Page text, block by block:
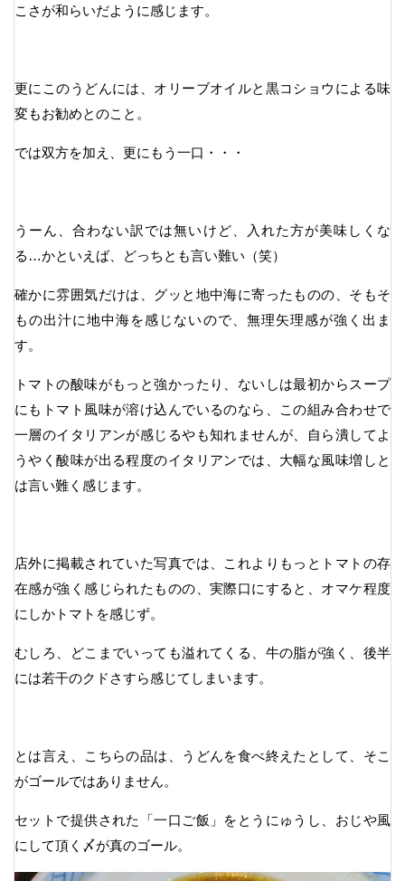
こさが和らいだように感じます。
更にこのうどんには、オリーブオイルと黒コショウによる味
変もお勧めとのこと。
では双方を加え、更にもう一口・・・
うーん、合わない訳では無いけど、入れた方が美味しくな
る…かといえば、どっちとも言い難い（笑）
確かに雰囲気だけは、グッと地中海に寄ったものの、そもそ
もの出汁に地中海を感じないので、無理矢理感が強く出ま
す。
トマトの酸味がもっと強かったり、ないしは最初からスープ
にもトマト風味が溶け込んでいるのなら、この組み合わせで
一層のイタリアンが感じるやも知れませんが、自ら潰してよ
うやく酸味が出る程度のイタリアンでは、大幅な風味増しと
は言い難く感じます。
店外に掲載されていた写真では、これよりもっとトマトの存
在感が強く感じられたものの、実際口にすると、オマケ程度
にしかトマトを感じず。
むしろ、どこまでいっても溢れてくる、牛の脂が強く、後半
には若干のクドさすら感じてしまいます。
とは言え、こちらの品は、うどんを食べ終えたとして、そこ
がゴールではありません。
セットで提供された「一口ご飯」をとうにゅうし、おじや風
にして頂く〆が真のゴール。